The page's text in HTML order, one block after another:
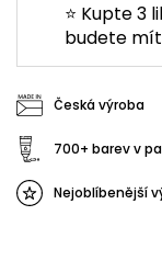
⭐ Kupte 3
budete mít
Česká výroba
700+ barev v
Nejoblíbenější